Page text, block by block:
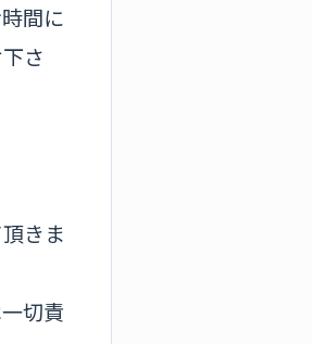
間に
さ
きま
切責